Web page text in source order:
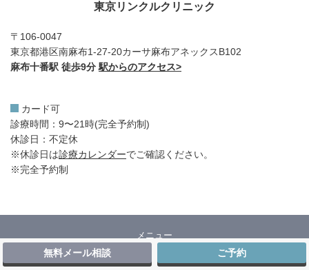
東京リンクルクリニック
〒106-0047
東京都港区南麻布1-27-20カーサ麻布アネックスB102
麻布十番駅 徒歩9分 駅からのアクセス>
カード可
診療時間：9〜21時(完全予約制)
休診日：不定休
※休診日は診療カレンダーでご確認ください。
※完全予約制
メニュー
無料メール相談 ご予約